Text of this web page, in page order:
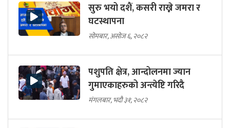
सुरु भयो दशैं, कसरी राख्ने जमरा र
घटस्थापना
सोमबार, असोज ६, २०८२
पशुपति क्षेत्र, आन्दोलनमा ज्यान
गुमाएकाहरुको अन्त्येष्टि गरिदै
मंगलबार, भदौ ३१, २०८२